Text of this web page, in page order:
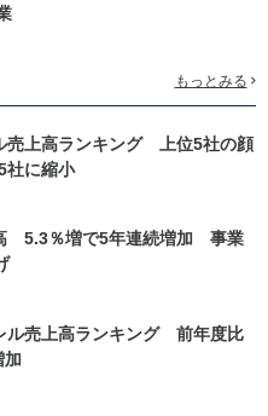
もっとみる
売上高ランキング 上位5社の顔
社に縮小
5.3％増で5年連続増加 事業
ル売上高ランキング 前年度比
加